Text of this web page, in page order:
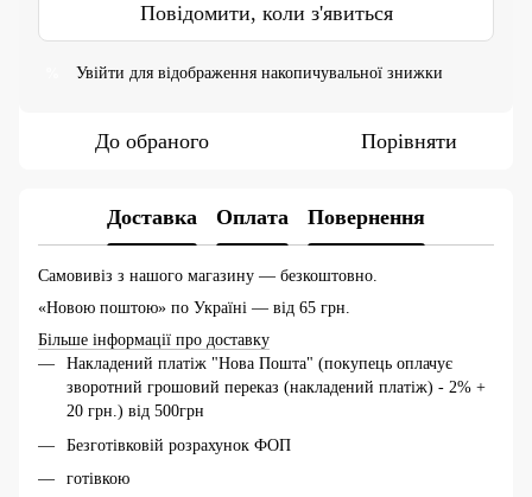
Повідомити, коли з'явиться
Увійти для відображення накопичувальної знижки
До обраного Порівняти
Доставка Оплата Повернення
Самовивіз з нашого магазину — безкоштовно.
«Новою поштою» по Україні — від 65 грн.
Більше інформації про доставку
Накладений платіж "Нова Пошта" (покупець оплачує
зворотний грошовий переказ (накладений платіж) - 2% +
20 грн.) від 500грн
Безготівковій розрахунок ФОП
готівкою